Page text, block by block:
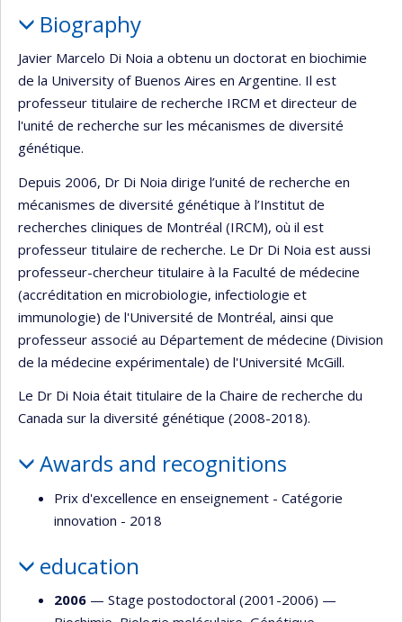
Biography
Javier Marcelo Di Noia a obtenu un doctorat en biochimie
de la University of Buenos Aires en Argentine. Il est
professeur titulaire de recherche IRCM et directeur de
l'unité de recherche sur les mécanismes de diversité
génétique.
Depuis 2006, Dr Di Noia dirige l’unité de recherche en
mécanismes de diversité génétique à l’Institut de
recherches cliniques de Montréal (IRCM), où il est
professeur titulaire de recherche. Le Dr Di Noia est aussi
professeur-chercheur titulaire à la Faculté de médecine
(accréditation en microbiologie, infectiologie et
immunologie) de l'Université de Montréal, ainsi que
professeur associé au Département de médecine (Division
de la médecine expérimentale) de l'Université McGill.
Le Dr Di Noia était titulaire de la Chaire de recherche du
Canada sur la diversité génétique (2008-2018).
Awards and recognitions
Prix d'excellence en enseignement - Catégorie
innovation - 2018
education
2006 — Stage postodoctoral (2001-2006) —